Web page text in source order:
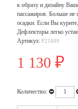
к образу и дизайну
пассажиров. Больше не
осадки. Если Вы
Дефлекторы легко
Артикул: F21009
1 130 ₽
Количество: